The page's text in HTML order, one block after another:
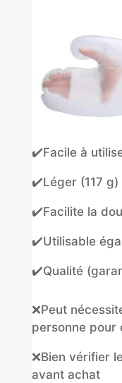
✔️Facile à
✔️Léger (117
✔️Facilite la
✔️Utilisable
✔️Qualité
❌Peut
personne pour
❌Bien vérifier
avant achat